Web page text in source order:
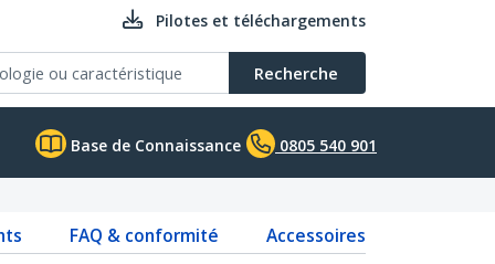
Pilotes et téléchargements
Recherche
Base de Connaissance 0805 540 901
FAQ & conformité Accessoires